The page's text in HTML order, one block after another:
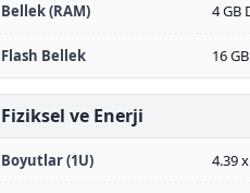
Bellek (RAM) 4 GB
Flash Bellek 16
Fiziksel ve Enerji
Boyutlar (1U) 4.39